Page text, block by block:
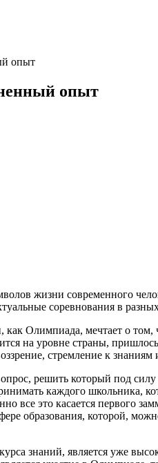
опыт
опыт
жизни современного
соревнования в
Олимпиада, мечтает о том,
на уровне страны,
стремление к
решить который под
каждого школьника,
все это касается первого
образования, которой,
знаний, является уже